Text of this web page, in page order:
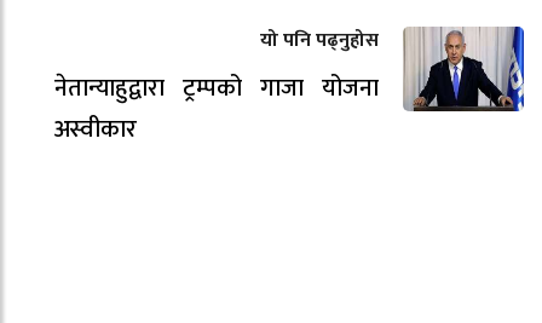
यो पनि पढ्नुहोस
नेतान्याहुद्वारा ट्रम्पको गाजा योजना
अस्वीकार